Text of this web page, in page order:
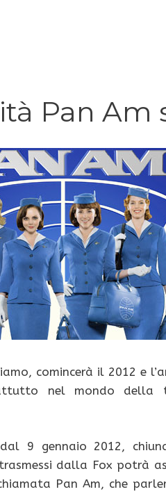
Pan Am
comincerà il 2012 e
nel mondo della
9 gennaio 2012,
dalla Fox potrà
Pan Am, che